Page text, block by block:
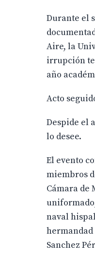
Durante el
Aire, la
irrupción
año
Acto
Despide el
lo desee.
El evento
miembros
Cámara de
naval
hermandad
Sanchez